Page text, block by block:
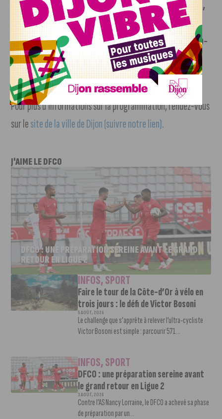
unconcert de None Sounds, duo de techno ouïghoure,
au Consortium Museum à 20h , et unDJ Set de l’artiste
marocain mondialement connu pour ses sonorités hip-
hop et jazzy, Saib, à 23h à la fabrique de bières et de
curiosité « Un singe en Hiver ».
Pour plus d’informations sur la programmation, rendez-vous
sur lesite de la ville de Dijon (suivre notre lien).
J'AIME LE DFCO
DFCO : UNE PRÉPARATION SEREINE AVANT LE GRAND
RETOUR EN LIGUE 2
INFOS,SPORT
Faire le tour de la Côte-d’Or à vélo en
trois jours : le défi de Victor Bosoni
5 AOÛT, 2026
Le challenge que s’apprête à relever l’ultra-cycliste
Victor Bosoni est simple : parcourir 571...
INFOS,SPORT
DFCO : une préparation sereine avant
le grand retour en Ligue 2
3 AOÛT, 2026
Contre l’AS Nancy Lorraine, le DFCO a achevé sa phase
de préparation par un...